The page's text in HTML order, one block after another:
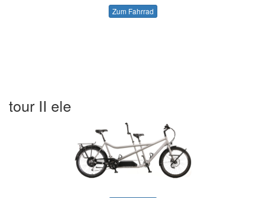
Zum Fahrrad
tour II ele